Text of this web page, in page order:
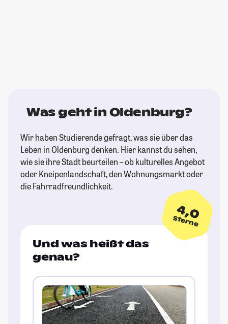
Was geht in Oldenburg?
Wir haben Studierende gefragt, was sie über das
Leben in Oldenburg denken. Hier kannst du sehen,
wie sie ihre Stadt beurteilen – ob kulturelles Angebot
oder Kneipenlandschaft, den Wohnungsmarkt oder
die Fahrradfreundlichkeit.
4,0
Sterne
Und was heißt das
genau?